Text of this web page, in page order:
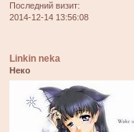
Последний визит:
2014-12-14 13:56:08
Linkin neka
Неко